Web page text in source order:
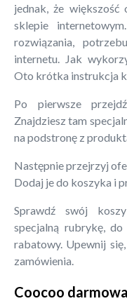
jednak, że
sklepie
rozwiązania,
internetu. Jak
Oto krótka instrukcja
Po pierwsze
Znajdziesz tam
na podstronę z
Następnie przejrzyj
Dodaj je do koszyka i
Sprawdź swój
specjalną rubrykę,
rabatowy. Upewnij
zamówienia.
Coocoo